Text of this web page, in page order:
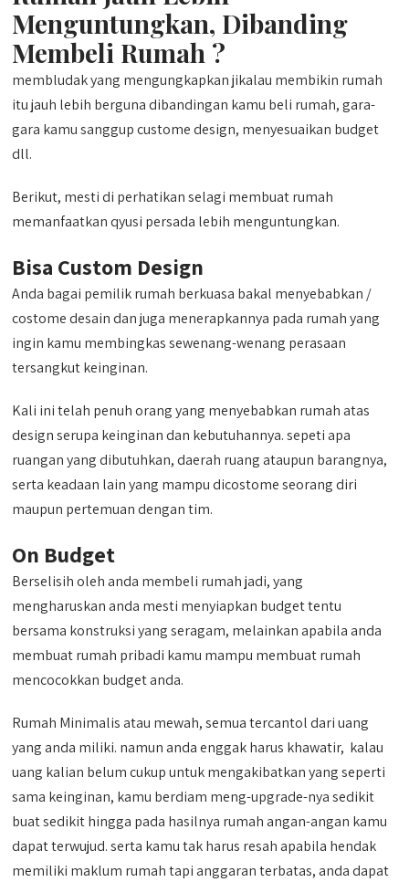
Menguntungkan, Dibanding
Membeli Rumah ?
membludak yang mengungkapkan jikalau membikin rumah
itu jauh lebih berguna dibandingan kamu beli rumah, gara-
gara kamu sanggup custome design, menyesuaikan budget
dll.
Berikut, mesti di perhatikan selagi membuat rumah
memanfaatkan qyusi persada lebih menguntungkan.
Bisa Custom Design
Anda bagai pemilik rumah berkuasa bakal menyebabkan /
costome desain dan juga menerapkannya pada rumah yang
ingin kamu membingkas sewenang-wenang perasaan
tersangkut keinginan.
Kali ini telah penuh orang yang menyebabkan rumah atas
design serupa keinginan dan kebutuhannya. sepeti apa
ruangan yang dibutuhkan, daerah ruang ataupun barangnya,
serta keadaan lain yang mampu dicostome seorang diri
maupun pertemuan dengan tim.
On Budget
Berselisih oleh anda membeli rumah jadi, yang
mengharuskan anda mesti menyiapkan budget tentu
bersama konstruksi yang seragam, melainkan apabila anda
membuat rumah pribadi kamu mampu membuat rumah
mencocokkan budget anda.
Rumah Minimalis atau mewah, semua tercantol dari uang
yang anda miliki. namun anda enggak harus khawatir, kalau
uang kalian belum cukup untuk mengakibatkan yang seperti
sama keinginan, kamu berdiam meng-upgrade-nya sedikit
buat sedikit hingga pada hasilnya rumah angan-angan kamu
dapat terwujud. serta kamu tak harus resah apabila hendak
memiliki maklum rumah tapi anggaran terbatas, anda dapat